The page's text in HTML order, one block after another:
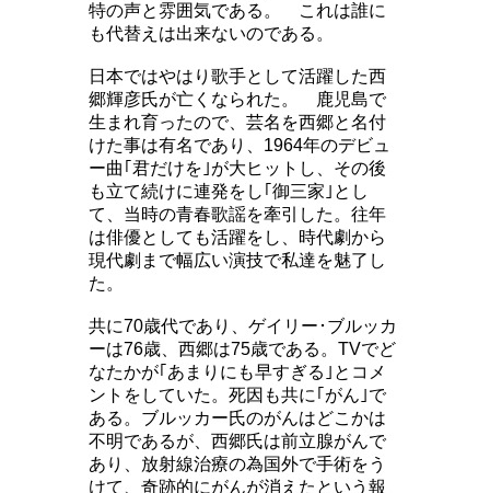
特の声と雰囲気である。 これは誰に
も代替えは出来ないのである。
日本ではやはり歌手として活躍した西
郷輝彦氏が亡くなられた。 鹿児島で
生まれ育ったので、芸名を西郷と名付
けた事は有名であり、1964年のデビュ
ー曲｢君だけを｣が大ヒットし、その後
も立て続けに連発をし｢御三家｣とし
て、当時の青春歌謡を牽引した。往年
は俳優としても活躍をし、時代劇から
現代劇まで幅広い演技で私達を魅了し
た。
共に70歳代であり、ゲイリー･ブルッカ
ーは76歳、西郷は75歳である。TVでど
なたかが｢あまりにも早すぎる｣とコメ
ントをしていた。死因も共に｢がん｣で
ある。ブルッカー氏のがんはどこかは
不明であるが、西郷氏は前立腺がんで
あり、放射線治療の為国外で手術をう
けて、奇跡的にがんが消えたという報